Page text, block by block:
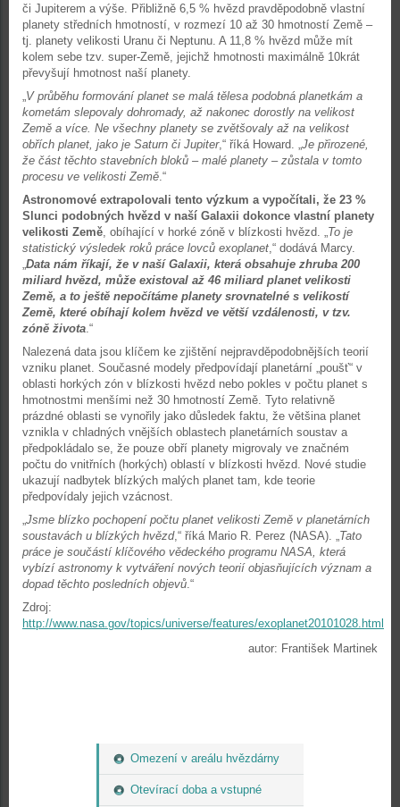
Omezení v areálu hvězdárny
Otevírací doba a vstupné
či Jupiterem a výše. Přibližně 6,5 % hvězd pravděpodobně vlastní
planety středních hmotností, v rozmezí 10 až 30 hmotností Země –
tj. planety velikosti Uranu či Neptunu. A 11,8 % hvězd může mít
kolem sebe tzv. super-Země, jejichž hmotnosti maximálně 10krát
převyšují hmotnost naší planety.
„V průběhu formování planet se malá tělesa podobná planetkám a
kometám slepovaly dohromady, až nakonec dorostly na velikost
Země a více. Ne všechny planety se zvětšovaly až na velikost
obřích planet, jako je Saturn či Jupiter,“ říká Howard. „Je přirozené,
že část těchto stavebních bloků – malé planety – zůstala v tomto
procesu ve velikosti Země.“
Astronomové extrapolovali tento výzkum a vypočítali, že 23 %
Slunci podobných hvězd v naší Galaxii dokonce vlastní planety
velikosti Země, obíhající v horké zóně v blízkosti hvězd. „To je
statistický výsledek roků práce lovců exoplanet,“ dodává Marcy.
„Data nám říkají, že v naší Galaxii, která obsahuje zhruba 200
miliard hvězd, může existoval až 46 miliard planet velikosti
Země, a to ještě nepočítáme planety srovnatelné s velikostí
Země, které obíhají kolem hvězd ve větší vzdálenosti, v tzv.
zóně života.“
Nalezená data jsou klíčem ke zjištění nejpravděpodobnějších teorií
vzniku planet. Současné modely předpovídají planetární „poušť“ v
oblasti horkých zón v blízkosti hvězd nebo pokles v počtu planet s
hmotnostmi menšími než 30 hmotností Země. Tyto relativně
prázdné oblasti se vynořily jako důsledek faktu, že většina planet
vznikla v chladných vnějších oblastech planetárních soustav a
předpokládalo se, že pouze obří planety migrovaly ve značném
počtu do vnitřních (horkých) oblastí v blízkosti hvězd. Nové studie
ukazují nadbytek blízkých malých planet tam, kde teorie
předpovídaly jejich vzácnost.
„Jsme blízko pochopení počtu planet velikosti Země v planetárních
soustavách u blízkých hvězd,“ říká Mario R. Perez (NASA). „Tato
práce je součástí klíčového vědeckého programu NASA, která
vybízí astronomy k vytváření nových teorií objasňujících význam a
dopad těchto posledních objevů.“
Zdroj:
http://www.nasa.gov/topics/universe/features/exoplanet20101028.html
autor: František Martinek